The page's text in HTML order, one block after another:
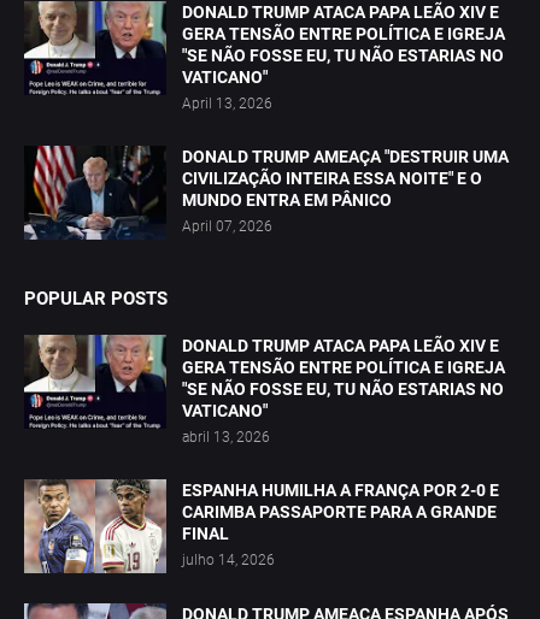
DONALD TRUMP ATACA PAPA LEÃO XIV E
GERA TENSÃO ENTRE POLÍTICA E IGREJA
"SE NÃO FOSSE EU, TU NÃO ESTARIAS NO
VATICANO"
April 13, 2026
DONALD TRUMP AMEAÇA "DESTRUIR UMA
CIVILIZAÇÃO INTEIRA ESSA NOITE" E O
MUNDO ENTRA EM PÂNICO
April 07, 2026
POPULAR POSTS
DONALD TRUMP ATACA PAPA LEÃO XIV E
GERA TENSÃO ENTRE POLÍTICA E IGREJA
"SE NÃO FOSSE EU, TU NÃO ESTARIAS NO
VATICANO"
abril 13, 2026
ESPANHA HUMILHA A FRANÇA POR 2-0 E
CARIMBA PASSAPORTE PARA A GRANDE
FINAL
julho 14, 2026
DONALD TRUMP AMEAÇA ESPANHA APÓS